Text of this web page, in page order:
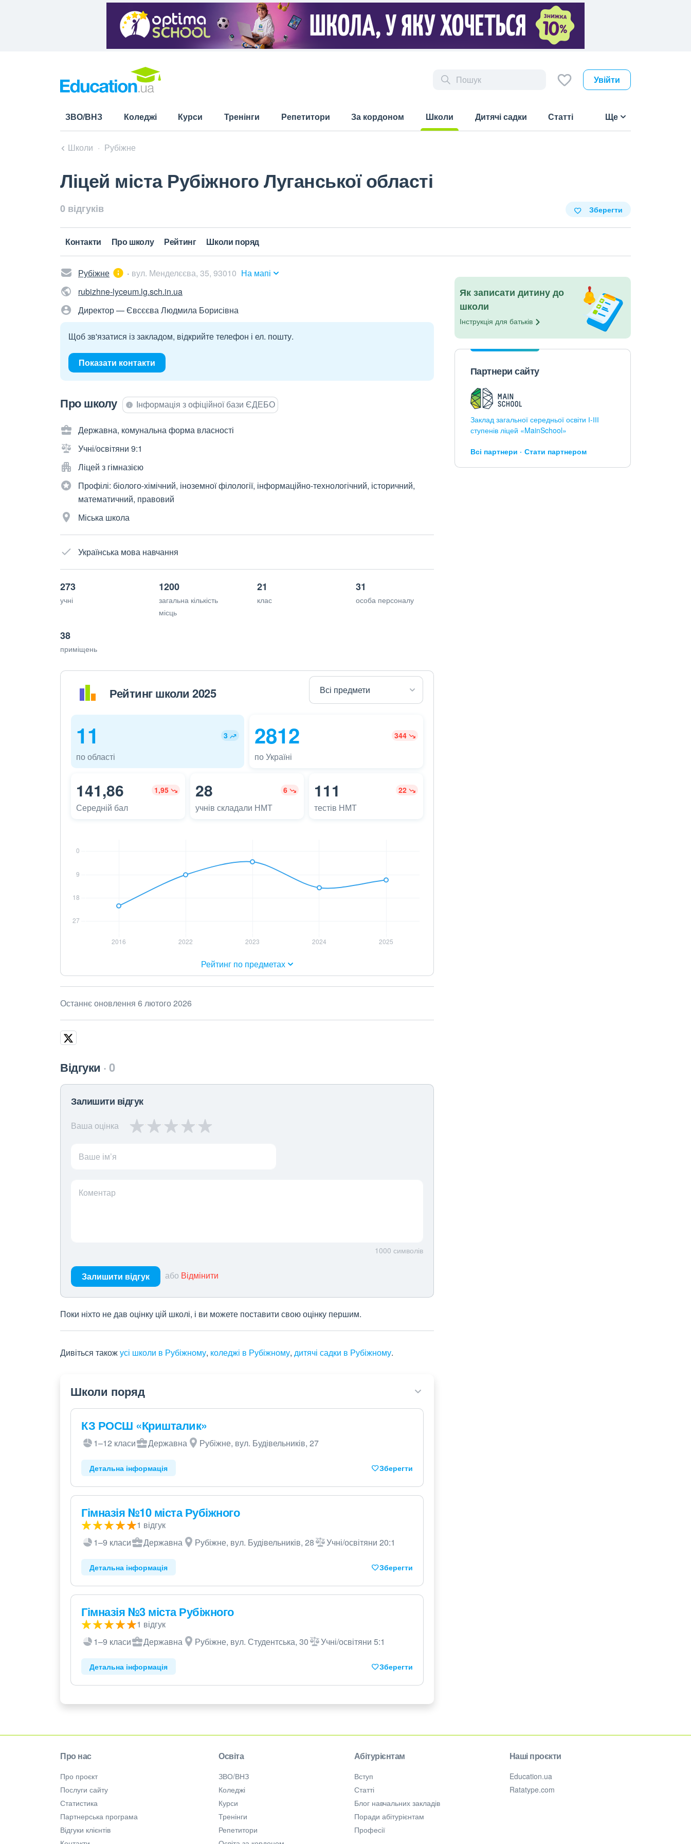
Увійти
ЗВО/ВНЗ Коледжі Курси Тренінги Репетитори За кордоном
Школи
Дитячі садки Статті Ще
Школи Рубіжне
Ліцей міста Рубіжного Луганської області
0 відгуків Зберегти
Контакти Про школу Рейтинг Школи поряд
Рубіжне вул. Менделєєва, 35, 93010 На мапі
rubizhne-lyceum.lg.sch.in.ua
Директор — Євсєєва Людмила Борисівна
Щоб зв'язатися із закладом, відкрийте телефон і ел. пошту.
Показати контакти
Про школу Інформація з офіційної бази ЄДЕБО
Державна, комунальна форма власності
Учні/освітяни 9:1
Ліцей з гімназією
Профілі: біолого-хімічний, іноземної філології, інформаційно-технологічний, історичний,
математичний, правовий
Міська школа
Українська мова навчання
273
учні
1200
загальна кількість
місць
21
клас
31
особа персоналу
38
приміщень
Рейтинг школи 2025
11 3
по області
2812 344
по Україні
141,86 1,95
Середній бал
28 6
учнів складали НМТ
111 22
тестів НМТ
Рейтинг по предметах
Останнє оновлення 6 лютого 2026
Відгуки 0
Залишити відгук
Ваша оцінка
Ваше ім’я
Коментар
1000 символів
Залишити відгук або Відмінити
Поки ніхто не дав оцінку цій школі, і ви можете поставити свою оцінку першим.
Дивіться такожусі школи в Рубіжному, коледжі в Рубіжному, дитячі садки в Рубіжному.
Школи поряд
КЗ РОСШ «Кришталик»
1–12 класи Державна Рубіжне, вул. Будівельників, 27
Детальна інформація Зберегти
Гімназія №10 міста Рубіжного
1 відгук
1–9 класи
Державна Рубіжне, вул. Будівельників, 28 Учні/освітяни 20:1
Детальна інформація Зберегти
Гімназія №3 міста Рубіжного
1 відгук
1–9 класи
Державна Рубіжне, вул. Студентська, 30 Учні/освітяни 5:1
Детальна інформація Зберегти
Як записати дитину до
школи
Інструкція для батьків
Партнери сайту
Заклад загальної середньої освіти І-ІІІ
ступенів ліцей «MainSchool»
Всі партнери Стати партнером
Про нас
Про проєкт
Послуги сайту
Статистика
Партнерська програма
Відгуки клієнтів
Освіта
ЗВО/ВНЗ
Коледжі
Курси
Тренінги
Репетитори
Абітурієнтам
Вступ
Статті
Блог навчальних закладів
Поради абітурієнтам
Професії
Наші проєкти
Education.ua
Ratatype.com